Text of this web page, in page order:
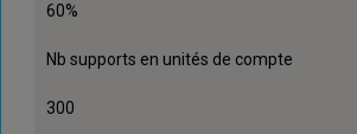
60%
Nb supports en unités de compte
300